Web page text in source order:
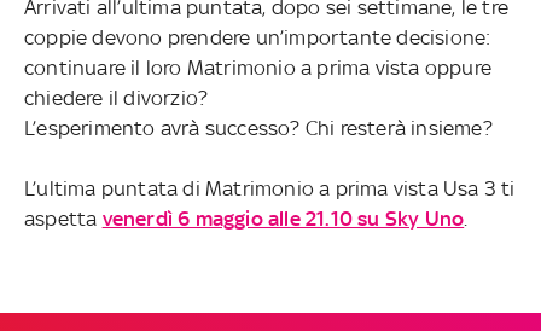
Arrivati all’ultima puntata, dopo sei settimane, le tre
coppie devono prendere un’importante decisione:
continuare il loro Matrimonio a prima vista oppure
chiedere il divorzio?
L’esperimento avrà successo? Chi resterà insieme?
L’ultima puntata di Matrimonio a prima vista Usa 3 ti
aspetta venerdì 6 maggio alle 21.10 su Sky Uno.